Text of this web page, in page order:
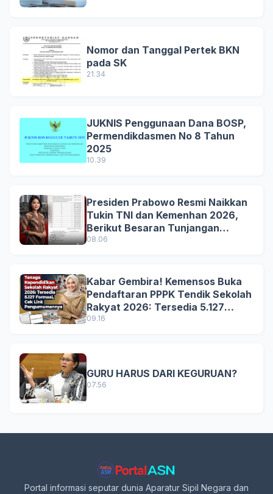
Nomor dan Tanggal Pertek BKN
pada SK
21.34
JUKNIS Penggunaan Dana BOSP,
Permendikdasmen No 8 Tahun
2025
10.39
Presiden Prabowo Resmi Naikkan
Tukin TNI dan Kemenhan 2026,
Berikut Besaran Tunjangan
Terbaru
08.06
Kabar Gembira! Kemensos Buka
Pendaftaran PPPK Tendik Sekolah
Rakyat 2026: Tersedia 5.127
Formasi, Simak Syarat dan
09.16
GURU HARUS DARI KEGURUAN?
07.56
Portal informasi seputar dunia Aparatur Sipil Negara dan